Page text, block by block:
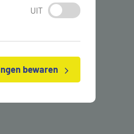
UIT
bewaren